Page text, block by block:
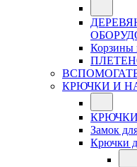
КРЮЧКИ И
Замок
Крючки